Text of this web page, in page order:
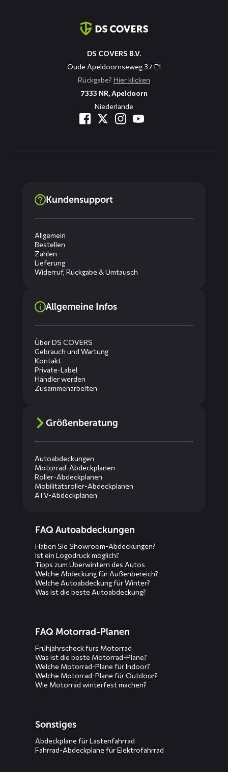
DS COVERS B.V.
Oude Apeldoornseweg 37 E1
Rückgabe? Hier klicken
7333 NR, Apeldoorn
Niederlande
Kundensupport
Allgemein
Bestellen
Zahlen
Lieferung
Widerruf, Rückgabe & Umtausch
Allgemeine Infos
Über DS COVERS
Gebrauch und Wartung
Kontakt
Private-Label
Händler werden
Zusammenarbeiten
Größenberatung
Autoabdeckungen
Motorrad-Abdeckplanen
Roller-Abdeckplanen
Mobilitätsroller-Abdeckplanen
ATV-Abdeckplanen
menusFAQ Autoabdeckungen
Haben Sie Showroom-Abdeckungen?
Ist ein Logodruck möglich?
Tipps zum Überwintern des Autos
Welche Abdeckung für Außenbereich?
Welche Autoabdeckung für Winter?
Was ist die beste Autoabdeckung?
FAQ Motorrad-Planen
Frühjahrscheck fürs Motorrad
Was ist die beste Motorrad-Plane?
Welche Motorrad-Plane für Indoor?
Welche Motorrad-Plane für Outdoor?
Wie Motorrad winterfest machen?
Sonstiges
Abdeckplane für Lastenfahrrad
Fahrrad-Abdeckplane für Elektrofahrrad